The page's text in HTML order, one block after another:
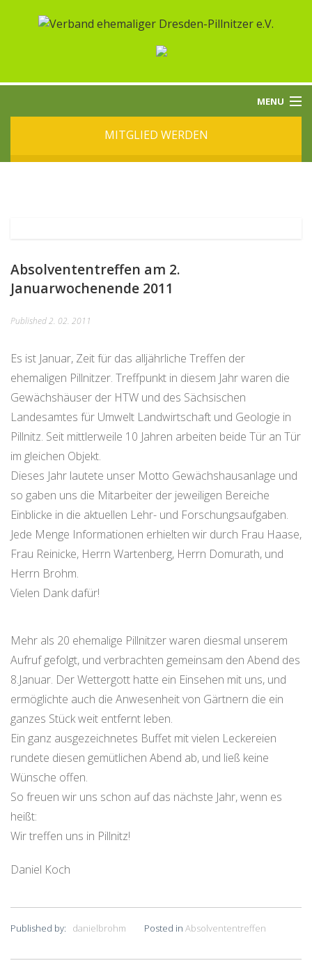
MENU
KONTAKT
MITGLIED WERDEN
Absolvententreffen am 2.
Januarwochenende 2011
Published2. 02. 2011
Es ist Januar, Zeit für das alljährliche Treffen der
ehemaligen Pillnitzer. Treffpunkt in diesem Jahr waren die
Gewächshäuser der HTW und des Sächsischen
Landesamtes für Umwelt Landwirtschaft und Geologie in
Pillnitz. Seit mittlerweile 10 Jahren arbeiten beide Tür an Tür
im gleichen Objekt.
Dieses Jahr lautete unser Motto Gewächshausanlage und
so gaben uns die Mitarbeiter der jeweiligen Bereiche
Einblicke in die aktuellen Lehr- und Forschungsaufgaben.
Jede Menge Informationen erhielten wir durch Frau Haase,
Frau Reinicke, Herrn Wartenberg, Herrn Domurath, und
Herrn Brohm.
Vielen Dank dafür!
Mehr als 20 ehemalige Pillnitzer waren diesmal unserem
Aufruf gefolgt, und verbrachten gemeinsam den Abend des
8.Januar. Der Wettergott hatte ein Einsehen mit uns, und
ermöglichte auch die Anwesenheit von Gärtnern die ein
ganzes Stück weit entfernt leben.
Ein ganz ausgezeichnetes Buffet mit vielen Leckereien
rundete diesen gemütlichen Abend ab, und ließ keine
Wünsche offen.
So freuen wir uns schon auf das nächste Jahr, wenn es
heißt:
Wir treffen uns in Pillnitz!
Daniel Koch
Published by: danielbrohm Posted in Absolvententreffen